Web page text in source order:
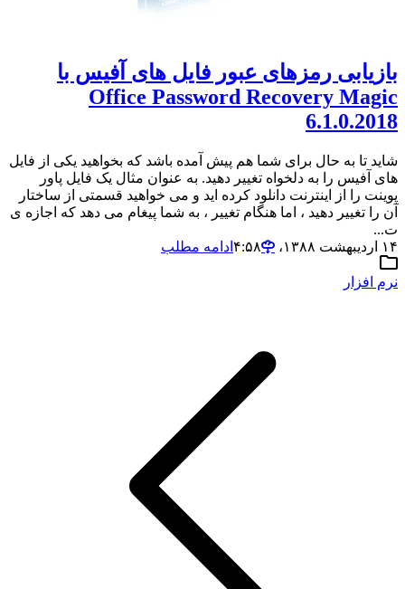
بازیابی رمزهای عبور فایل های آفیس با
Office Password Recovery Magic
6.1.0.2018
شاید تا به حال برای شما هم پیش آمده باشد که بخواهید یکی از فایل
های آفیس را به دلخواه تغییر دهید. به عنوان مثال یک فایل پاور
پوینت را از اینترنت دانلود کرده اید و می خواهید قسمتی از ساختار
آن را تغییر دهید ، اما هنگام تغییر ، به شما پیغام می دهد که اجازه ی
ت...
۱۴ اردیبهشت ۱۳۸۸،‏ ۴:۵۸
ادامه مطلب
نرم افزار